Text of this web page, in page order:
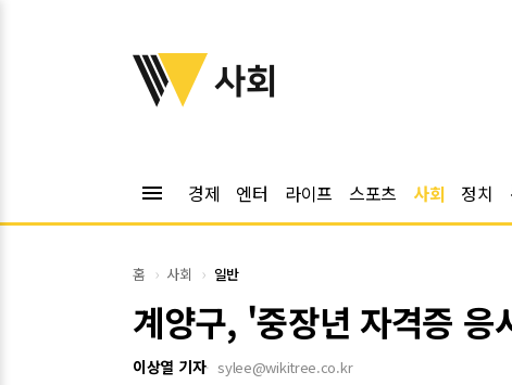
위키트리
사회
menu 경제 엔터 라이프 스포츠 사회 정치
홈 사회 일반
계양구, '중장년 자격증
이상열 기자 sylee@wikitree.co.kr